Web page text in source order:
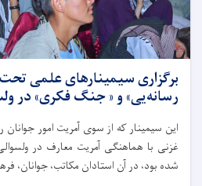
برگزاری سیمینار‌های علمی
رسانه‌یی» و « جنگ فکری» در
این سیمینار که از سوی آمریت امور
غزنی با هماهنگی آمریت معارف در
شده بود، در آن استادان مکاتب، جوانان،